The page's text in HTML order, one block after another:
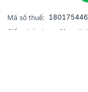
Mã số thuế:
Giấy phép hoạt động